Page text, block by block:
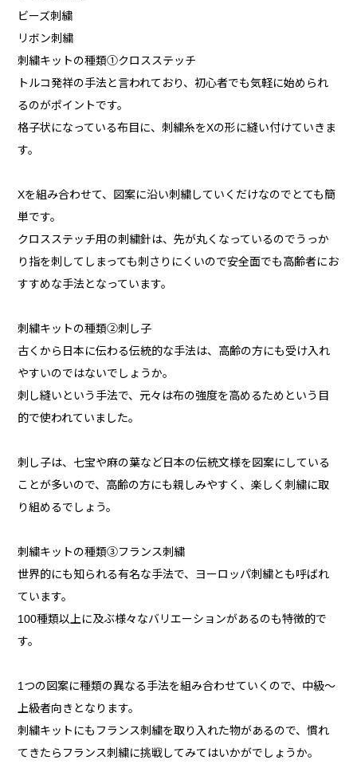
ビーズ刺繍
リボン刺繍
刺繍キットの種類①クロスステッチ
トルコ発祥の手法と言われており、初心者でも気軽に始められ
るのがポイントです。
格子状になっている布目に、刺繍糸をXの形に縫い付けていきま
す。
Xを組み合わせて、図案に沿い刺繍していくだけなのでとても簡
単です。
クロスステッチ用の刺繍針は、先が丸くなっているのでうっか
り指を刺してしまっても刺さりにくいので安全面でも高齢者にお
すすめな手法となっています。
刺繍キットの種類②刺し子
古くから日本に伝わる伝統的な手法は、高齢の方にも受け入れ
やすいのではないでしょうか。
刺し縫いという手法で、元々は布の強度を高めるためという目
的で使われていました。
刺し子は、七宝や麻の葉など日本の伝統文様を図案にしている
ことが多いので、高齢の方にも親しみやすく、楽しく刺繍に取
り組めるでしょう。
刺繍キットの種類③フランス刺繍
世界的にも知られる有名な手法で、ヨーロッパ刺繍とも呼ばれ
ています。
100種類以上に及ぶ様々なバリエーションがあるのも特徴的で
す。
1つの図案に種類の異なる手法を組み合わせていくので、中級～
上級者向きとなります。
刺繍キットにもフランス刺繍を取り入れた物があるので、慣れ
てきたらフランス刺繍に挑戦してみてはいかがでしょうか。